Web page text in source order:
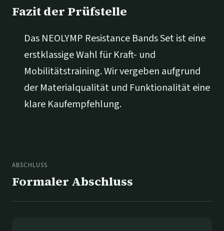
Fazit der Prüfstelle
Das NEOLYMP Resistance Bands Set ist eine
erstklassige Wahl für Kraft- und
Mobilitätstraining. Wir vergeben aufgrund
der Materialqualität und Funktionalität eine
klare Kaufempfehlung.
ABSCHLUSS
Formaler Abschluss